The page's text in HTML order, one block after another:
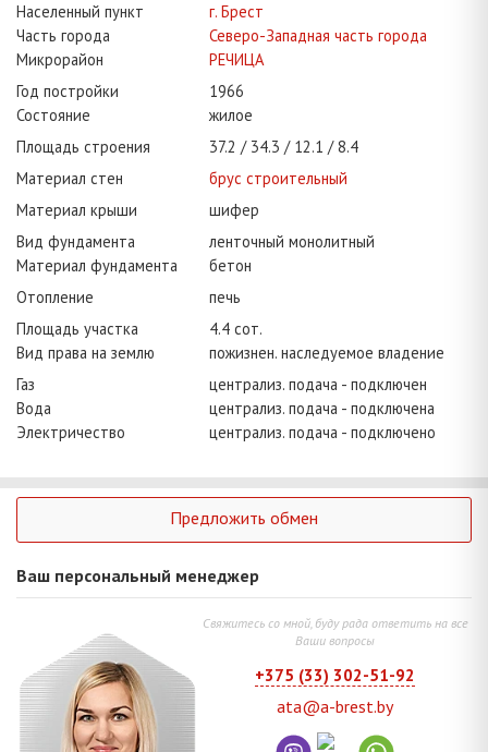
Населенный пункт
г. Брест
Часть города
Северо-Западная часть города
Микрорайон
РЕЧИЦА
Год постройки
1966
Состояние
жилое
Площадь строения
37.2 34.3 12.1
8.4
Материал стен
брус строительный
Материал крыши
шифер
Вид фундамента
ленточный монолитный
Материал фундамента
бетон
Отопление
печь
Площадь участка
4.4 сот.
Вид права на землю
пожизнен. наследуемое владение
Газ
централиз. подача - подключен
Вода
централиз. подача - подключена
Электричество
централиз. подача - подключено
Предложить обмен
Ваш персональный менеджер
Свяжитесь со мной, буду рада ответить на все
Ваши вопросы
+375 (33) 302-51-92
ata@a-brest.by